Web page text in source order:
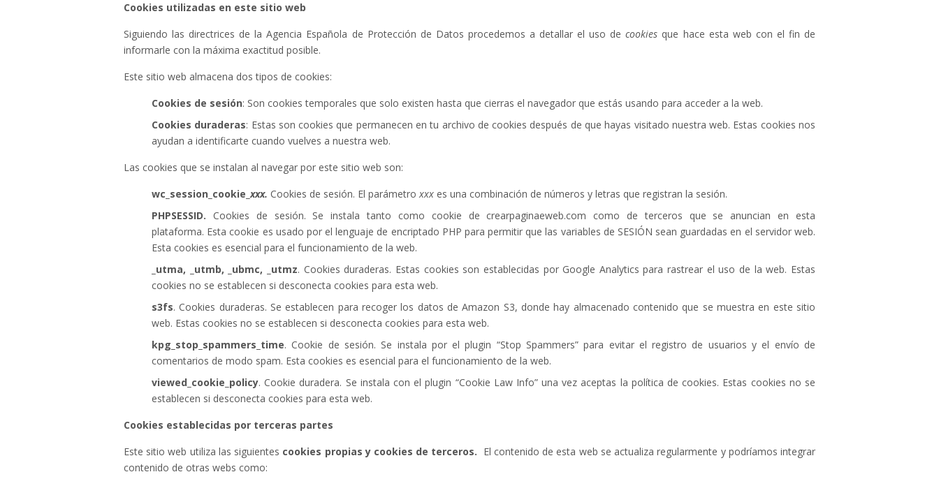
Cookies utilizadas en este sitio web
Siguiendo las directrices de la Agencia Española de Protección de Datos procedemos a detallar el uso decookies que hace esta web con el fin de
informarle con la máxima exactitud posible.
Este sitio web almacena dos tipos de cookies:
Cookies de sesión: Son cookies temporales que solo existen hasta que cierras el navegador que estás usando para acceder a la web.
Cookies duraderas: Estas son cookies que permanecen en tu archivo de cookies después de que hayas visitado nuestra web. Estas cookies nos
ayudan a identificarte cuando vuelves a nuestra web.
Las cookies que se instalan al navegar por este sitio web son:
wc_session_cookie_xxx. Cookies de sesión. El parámetroxxx es una combinación de números y letras que registran la sesión.
PHPSESSID. Cookies de sesión. Se instala tanto como cookie de crearpaginaeweb.com como de terceros que se anuncian en esta
plataforma. Esta cookie es usado por el lenguaje de encriptado PHP para permitir que las variables de SESIÓN sean guardadas en el servidor web.
Esta cookies es esencial para el funcionamiento de la web.
_utma, _utmb, _ubmc, _utmz. Cookies duraderas. Estas cookies son establecidas por Google Analytics para rastrear el uso de la web. Estas
cookies no se establecen si desconecta cookies para esta web.
s3fs. Cookies duraderas. Se establecen para recoger los datos de Amazon S3, donde hay almacenado contenido que se muestra en este sitio
web. Estas cookies no se establecen si desconecta cookies para esta web.
kpg_stop_spammers_time. Cookie de sesión. Se instala por el plugin “Stop Spammers” para evitar el registro de usuarios y el envío de
comentarios de modo spam. Esta cookies es esencial para el funcionamiento de la web.
viewed_cookie_policy. Cookie duradera. Se instala con el plugin “Cookie Law Info” una vez aceptas la política de cookies. Estas cookies no se
establecen si desconecta cookies para esta web.
Cookies establecidas por terceras partes
Este sitio web utiliza las siguientes cookies propias y cookies de terceros. El contenido de esta web se actualiza regularmente y podríamos integrar
contenido de otras webs como: